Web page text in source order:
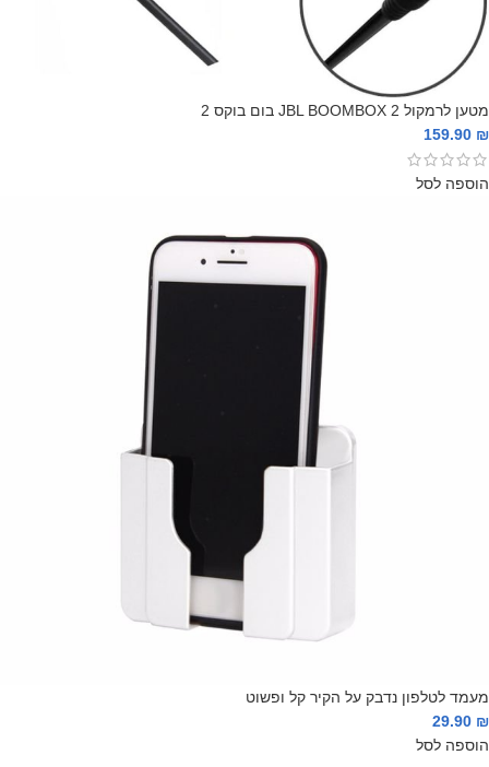
מטען לרמקול JBL BOOMBOX 2 בום בוקס 2
₪
הוספה לסל
מעמד לטלפון נדבק על הקיר קל ופשוט
₪
הוספה לסל